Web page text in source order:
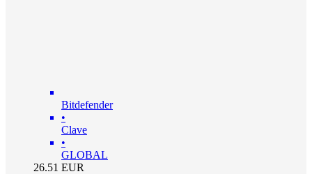
Bitdefender
•
Clave
•
GLOBAL
26.51 EUR